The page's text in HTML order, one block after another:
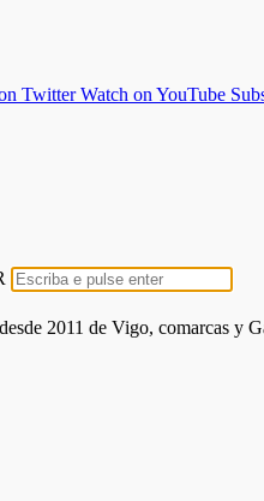
Twitter Watch on YouTube
2011 de Vigo, comarcas y